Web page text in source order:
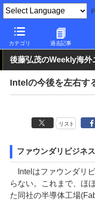
カテゴリ 過去記事
PC Watch 市場 動向
後藤弘茂のWeekly海外
Intelの今後を左右す
リスト
ファウンダリビジネ
Intelはファウンダリ
らない。これまで、ほ
た同社の半導体工場